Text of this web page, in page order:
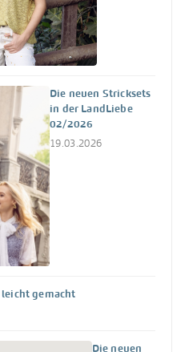
Die neuen Stricksets
in der LandLiebe
02/2026
19.03.2026
gemacht
Die neuen